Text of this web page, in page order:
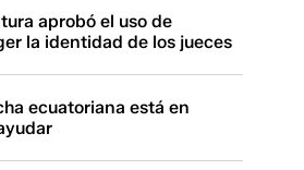
aprobó el uso de
la identidad de los jueces
ecuatoriana está en